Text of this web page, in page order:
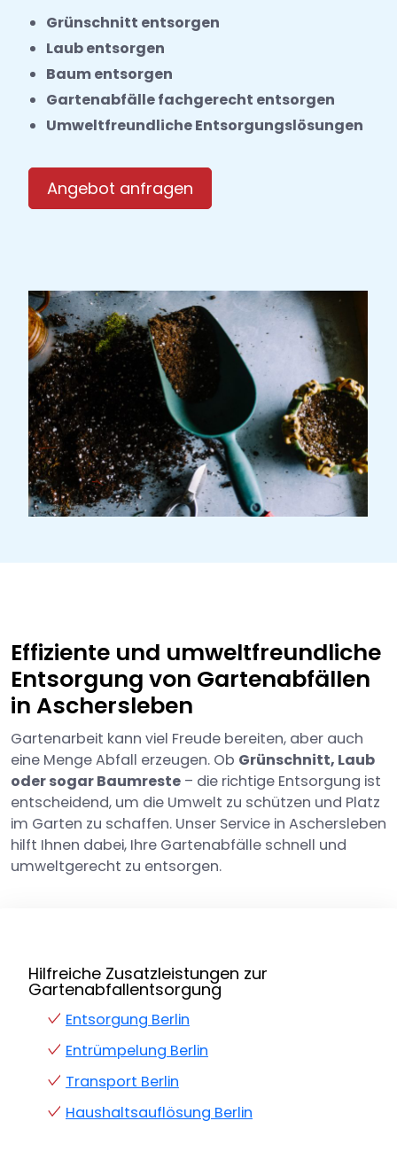
Grünschnitt entsorgen
Laub entsorgen
Baum entsorgen
Gartenabfälle fachgerecht entsorgen
Umweltfreundliche Entsorgungslösungen
Angebot anfragen
Effiziente und umweltfreundliche
Entsorgung von Gartenabfällen
in Aschersleben
Gartenarbeit kann viel Freude bereiten, aber auch
eine Menge Abfall erzeugen. Ob Grünschnitt, Laub
oder sogar Baumreste – die richtige Entsorgung ist
entscheidend, um die Umwelt zu schützen und Platz
im Garten zu schaffen. Unser Service in Aschersleben
hilft Ihnen dabei, Ihre Gartenabfälle schnell und
umweltgerecht zu entsorgen.
Hilfreiche Zusatzleistungen zur
Gartenabfallentsorgung
Entsorgung Berlin
Entrümpelung Berlin
Transport Berlin
Haushaltsauflösung Berlin